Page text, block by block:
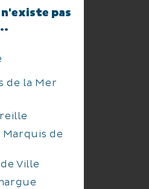
n'existe pas
de la Mer
de
Ville